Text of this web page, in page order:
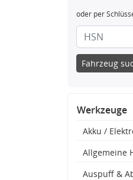
oder per
Fahrzeug
Werkzeuge
Akku /
Allgemeine
Auspuff &